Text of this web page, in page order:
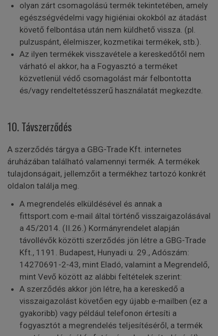
olyan zárt csomagolású termék tekintetében, amely
egészségvédelmi vagy higiéniai okokból az átadást
követő felbontása után nem küldhető vissza. (pl.
pulzuspánt, élelmiszer, kozmetikai termékek, stb.).
Az ilyen termékek visszavétele a kereskedőtől nem
várható el akkor, ha a Fogyasztó a terméket
közvetlenül védő csomagolást már felbontotta
és/vagy rendeltetésszerű használatát megkezdte.
10. Távszerződés
A szerződés tárgya a GBG-Trade Kft. internetes
áruházában található valamennyi termék. A termékek
tulajdonságait, jellemzőit a termékhez tartozó konkrét
oldalon találja meg.
A megrendelés elküldésével és annak a
fittsport.com e-mail által történő visszaigazolásával
a 45/2014. (II.26.) Kormányrendelet alapján
távollévők közötti szerződés jön létre a GBG-Trade
Kft., 1191. Budapest, Hunyadi u. 29., Adószám:
14270691-2-43, mint Eladó, valamint a Megrendelő,
mint Vevő között az alábbi feltételek szerint:
A szerződés akkor jön létre, ha a kereskedő a
visszaigazolást követően egy újabb e-mailben (ez a
gyakoribb) vagy például telefonon értesíti a
fogyasztót a megrendelés teljesítéséről, a termék